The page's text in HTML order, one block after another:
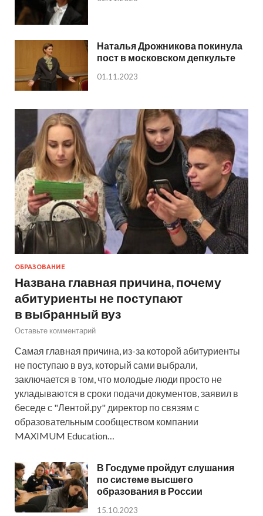
Наталья Дрожникова покинула
пост в московском депкульте
01.11.2023
ОБРАЗОВАНИЕ
Названа главная причина, почему
абитуриенты не поступают
в выбранный вуз
Оставьте комментарий
Самая главная причина, из-за которой абитуриенты
не поступаю в вуз, который сами выбрали,
заключается в том, что молодые люди просто не
укладываются в сроки подачи документов, заявил в
беседе с "Лентой.ру" директор по связям с
образовательным сообществом компании
MAXIMUM Education…
В Госдуме пройдут слушания
по системе высшего
образования в России
15.10.2023